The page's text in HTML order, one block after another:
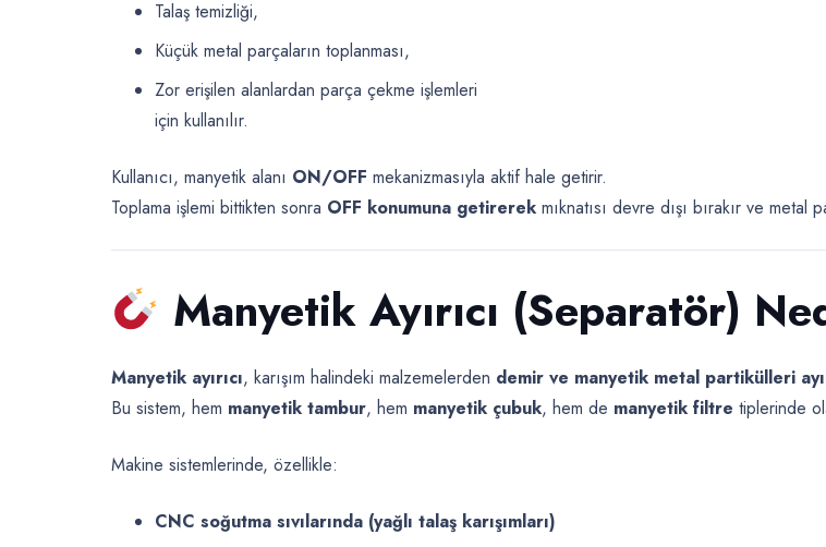
Talaş temizliği,
Küçük metal parçaların toplanması,
Zor erişilen alanlardan parça çekme işlemleri
için kullanılır.
Kullanıcı, manyetik alanı ON/OFF mekanizmasıyla aktif hale getirir.
Toplama işlemi bittikten sonra OFF konumuna getirerek mıknatısı devre dışı bırakır ve metal
Manyetik Ayırıcı (Separatör)
Manyetik ayırıcı, karışım halindeki malzemelerden demir ve manyetik metal partikülleri
Bu sistem, hem manyetik tambur, hem manyetik çubuk, hem de manyetik filtre tiplerinde
Makine sistemlerinde, özellikle:
CNC soğutma sıvılarında (yağlı talaş karışımları)